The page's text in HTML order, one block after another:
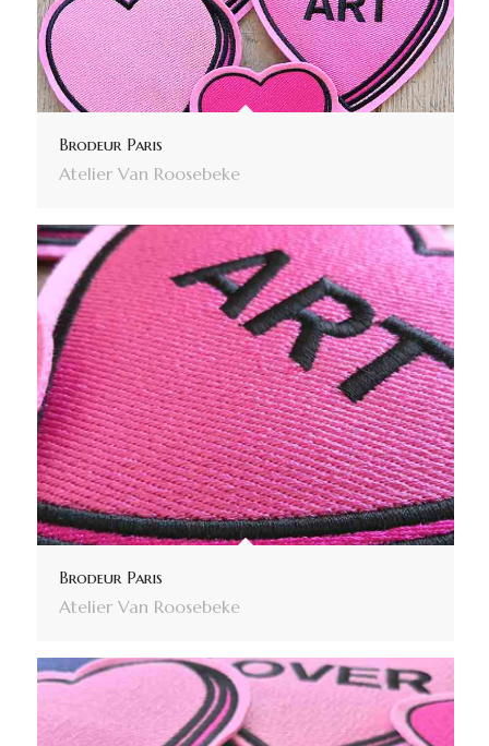
Brodeur Paris
Atelier Van Roosebeke
Brodeur Paris
Atelier Van Roosebeke